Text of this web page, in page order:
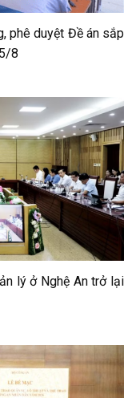
phê duyệt Đề án sắp
8
lý ở Nghệ An trở lại